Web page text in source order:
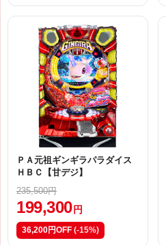
ＰＡ元祖ギンギラパラダイス
ＨＢＣ【甘デジ】
235,500円
199,300 円
36,200円OFF (-15%)